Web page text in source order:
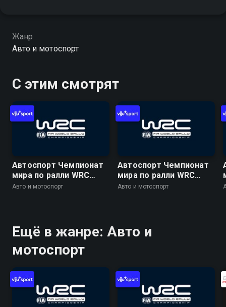
Жанр
Авто и мотоспорт
С этим смотрят
Автоспорт Чемпионат
мира по ралли WRC
2026. 10 этап. Ралли
Авто и мотоспорт
Автоспорт Чемпионат
мира по ралли WRC
2026. 10 этап. Ралли
Авто и мотоспорт
Ещё в жанре: Авто и
мотоспорт